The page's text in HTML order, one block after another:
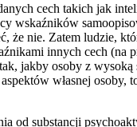
cech takich jak
wskaźników
nie. Zatem ludzie,
innych cech (na
jakby osoby z
własnej
od substancji